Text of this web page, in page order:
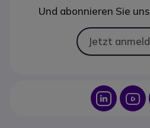
Und abonnieren Sie
Jetzt
Icon